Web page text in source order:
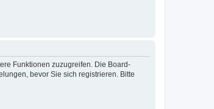
Funktionen zuzugreifen. Die Board-
bevor Sie sich registrieren. Bitte